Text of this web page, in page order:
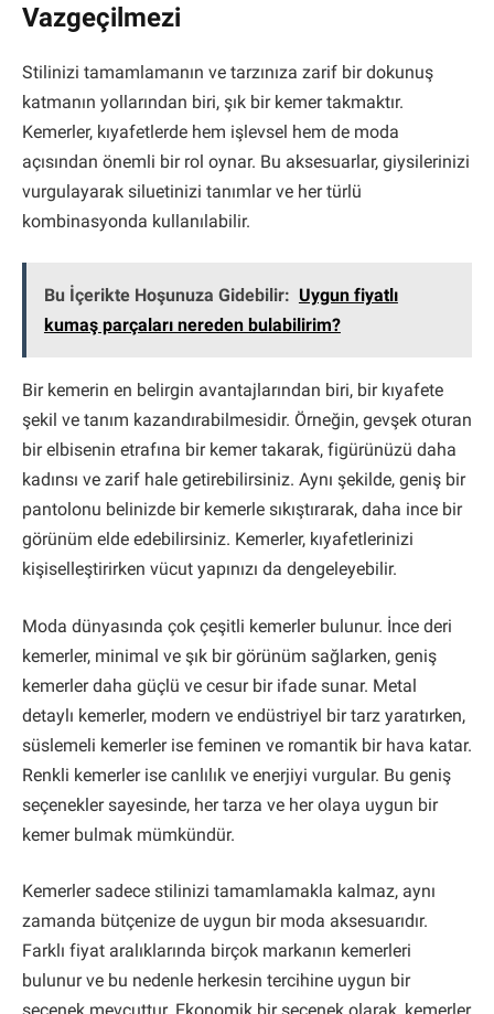
Vazgeçilmezi
Stilinizi tamamlamanın ve tarzınıza zarif bir dokunuş
katmanın yollarından biri, şık bir kemer takmaktır.
Kemerler, kıyafetlerde hem işlevsel hem de moda
açısından önemli bir rol oynar. Bu aksesuarlar, giysilerinizi
vurgulayarak siluetinizi tanımlar ve her türlü
kombinasyonda kullanılabilir.
Bu İçerikte Hoşunuza Gidebilir: Uygun fiyatlı
kumaş parçaları nereden bulabilirim?
Bir kemerin en belirgin avantajlarından biri, bir kıyafete
şekil ve tanım kazandırabilmesidir. Örneğin, gevşek oturan
bir elbisenin etrafına bir kemer takarak, figürünüzü daha
kadınsı ve zarif hale getirebilirsiniz. Aynı şekilde, geniş bir
pantolonu belinizde bir kemerle sıkıştırarak, daha ince bir
görünüm elde edebilirsiniz. Kemerler, kıyafetlerinizi
kişiselleştirirken vücut yapınızı da dengeleyebilir.
Moda dünyasında çok çeşitli kemerler bulunur. İnce deri
kemerler, minimal ve şık bir görünüm sağlarken, geniş
kemerler daha güçlü ve cesur bir ifade sunar. Metal
detaylı kemerler, modern ve endüstriyel bir tarz yaratırken,
süslemeli kemerler ise feminen ve romantik bir hava katar.
Renkli kemerler ise canlılık ve enerjiyi vurgular. Bu geniş
seçenekler sayesinde, her tarza ve her olaya uygun bir
kemer bulmak mümkündür.
Kemerler sadece stilinizi tamamlamakla kalmaz, aynı
zamanda bütçenize de uygun bir moda aksesuarıdır.
Farklı fiyat aralıklarında birçok markanın kemerleri
bulunur ve bu nedenle herkesin tercihine uygun bir